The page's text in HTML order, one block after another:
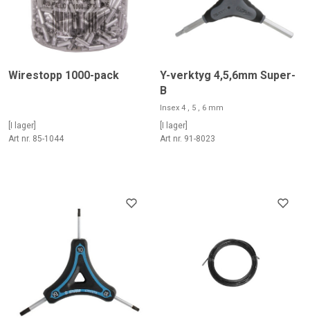
Wirestopp 1000-pack
[I lager]
Art nr. 85-1044
Y-verktyg 4,5,6mm Super-
B
Insex 4 , 5 , 6 mm
[I lager]
Art nr. 91-8023